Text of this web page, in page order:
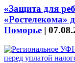
«Защита для
«Ростелекома»
Поморье |